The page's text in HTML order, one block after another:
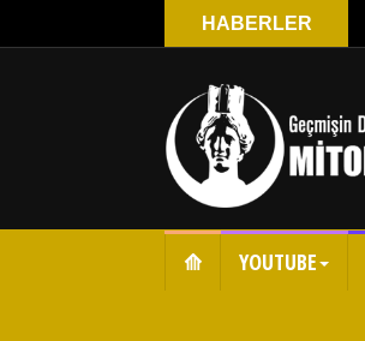
HABERLER
⟰ YOUTUBE